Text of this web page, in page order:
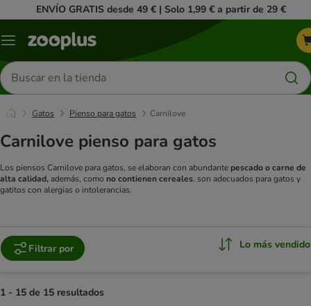
ENVÍO GRATIS desde 49 € | Solo 1,99 € a partir de 29 €
Menú
Buscar
productos
Gatos Pienso para gatos Carnilove
Carnilove pienso para gatos
Los piensos Carnilove para gatos, se elaboran con abundante pescado o carne de
alta calidad,además, como no contienen cereales. son adecuados para gatos y
gatitos con alergias o intolerancias.
Filtrar por Lo más vendido
1 - 15 de 15 resultados